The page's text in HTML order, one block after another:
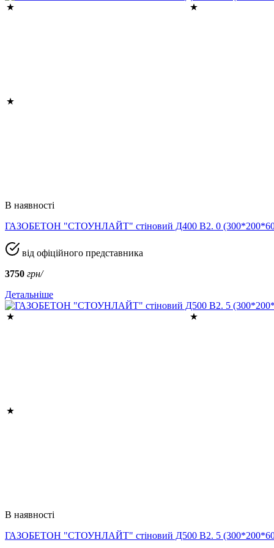
В наявності
ГАЗОБЕТОН "СТОУНЛАЙТ" стіновий Д400 В2. 0
від офіційного представника
3750 грн/
Детальніше
В наявності
ГАЗОБЕТОН "СТОУНЛАЙТ" стіновий Д500 В2. 5